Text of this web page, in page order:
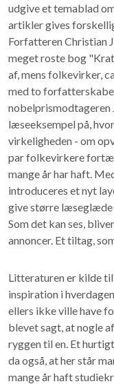
udgive et temablad
artikler gives
Forfatteren Christian
meget roste bog
af, mens folkevirker,
med to
nobelprismodtageren
læseeksempel på,
virkeligheden - om
par folkevirkere
mange år har haft.
introduceres et nyt
give større læseglæde
Som det kan ses,
annoncer. Et tiltag,
Litteraturen er kilde til
inspiration i
ellers ikke ville have
blevet sagt, at nogle
ryggen til en. Et
da også, at her står
mange år haft